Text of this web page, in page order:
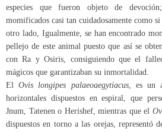
especies que fueron objeto de
momificados casi tan cuidadosamente como
otro lado, Igualmente, se han encontrado
pellejo de este animal puesto que así se
con Ra y Osiris, consiguiendo que el
mágicos que garantizaban su inmortalidad.
ElOvis longipes palaeoaegytiacus, es un
horizontales dispuestos en espiral, que
Jnum, Tatenen o Herishef, mientras que el
dispuestos en torno a las orejas, representó